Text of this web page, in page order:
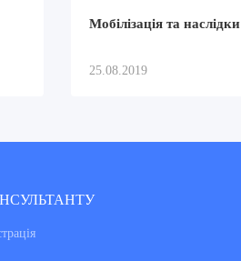
Мобілізація та наслідки
25.08.2019